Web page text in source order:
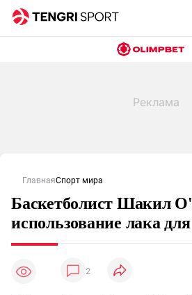
ГлавнаяСпорт мира
Баскетболист Шакил
использование лака
2